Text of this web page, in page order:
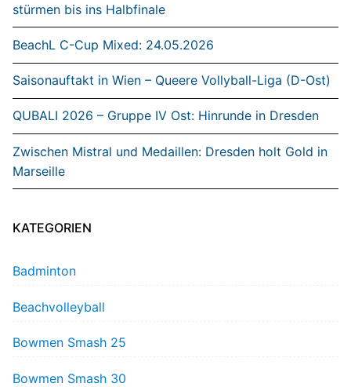
stürmen bis ins Halbfinale
BeachL C-Cup Mixed: 24.05.2026
Saisonauftakt in Wien – Queere Vollyball-Liga (D-Ost)
QUBALI 2026 – Gruppe IV Ost: Hinrunde in Dresden
Zwischen Mistral und Medaillen: Dresden holt Gold in
Marseille
KATEGORIEN
Badminton
Beachvolleyball
Bowmen Smash 25
Bowmen Smash 30